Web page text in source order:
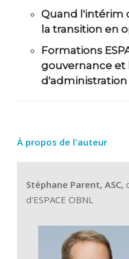
Quand l'intérim
la transition en
Formations
gouvernance et
d'administration
À propos de l'auteur
Stéphane Parent, ASC,
d'ESPACE OBNL